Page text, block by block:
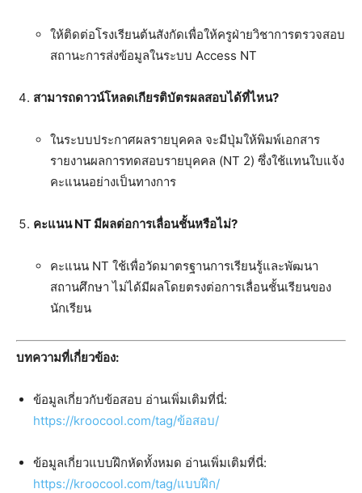
ให้ติดต่อโรงเรียนต้นสังกัดเพื่อให้ครูฝ่ายวิชาการตรวจสอบ
สถานะการส่งข้อมูลในระบบ Access NT
สามารถดาวน์โหลดเกียรติบัตรผลสอบได้ที่ไหน?
ในระบบประกาศผลรายบุคคล จะมีปุ่มให้พิมพ์เอกสาร
รายงานผลการทดสอบรายบุคคล (NT 2) ซึ่งใช้แทนใบแจ้ง
คะแนนอย่างเป็นทางการ
คะแนน NT มีผลต่อการเลื่อนชั้นหรือไม่?
คะแนน NT ใช้เพื่อวัดมาตรฐานการเรียนรู้และพัฒนา
สถานศึกษา ไม่ได้มีผลโดยตรงต่อการเลื่อนชั้นเรียนของ
นักเรียน
บทความที่เกี่ยวข้อง:
ข้อมูลเกี่ยวกับข้อสอบ อ่านเพิ่มเติมที่นี่:
https://kroocool.com/tag/ข้อสอบ/
ข้อมูลเกี่ยวแบบฝึกหัดทั้งหมด อ่านเพิ่มเติมที่นี่:
https://kroocool.com/tag/แบบฝึก/